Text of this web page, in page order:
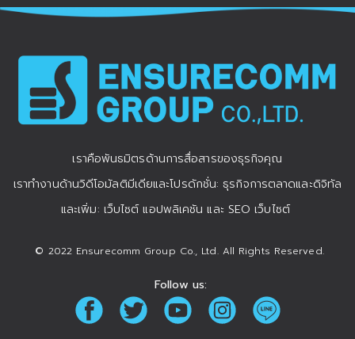
เราคือพันธมิตรด้านการสื่อสารของธุรกิจคุณ
เราทำงานด้านวิดีโอมัลติมีเดียและโปรดักชั่น: ธุรกิจการตลาดและดิจิทัล
และเพิ่ม: เว็บไซต์ แอปพลิเคชัน และ SEO เว็บไซต์
© 2022 Ensurecomm Group Co., Ltd. All Rights Reserved.
Follow us: